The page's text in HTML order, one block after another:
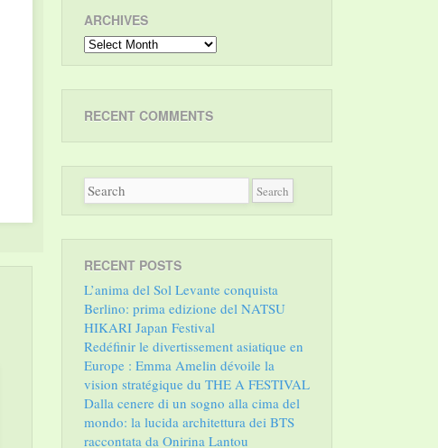
ARCHIVES
Archives
RECENT COMMENTS
RECENT POSTS
L’anima del Sol Levante conquista
Berlino: prima edizione del NATSU
HIKARI Japan Festival
Redéfinir le divertissement asiatique en
Europe : Emma Amelin dévoile la
vision stratégique du THE A FESTIVAL
Dalla cenere di un sogno alla cima del
mondo: la lucida architettura dei BTS
raccontata da Onirina Lantou